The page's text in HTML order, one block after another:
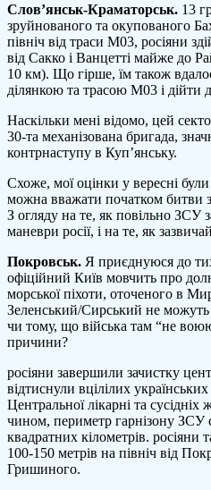
Слов’янськ-Краматорськ. 13
зруйнованого та окупованого
північ від траси М03, росіяни
від Сакко і Ванцетті майже до
10 км). Що гірше, їм також
ділянкою та трасою М03 і дійти
Наскільки мені відомо, цей
30-та механізована бригада,
контрнаступу в Куп’янську.
Схоже, мої оцінки у вересні
можна вважати початком битви
З огляду на те, як повільно ЗСУ
маневри росії, і на те, як
Покровськ. Я приєднуюся до
офіційний Київ мовчить про
морської піхоти, оточеного в
Зеленський/Сирський не
чи тому, що війська там “не
причини?
росіяни завершили зачистку
відтиснули вцілілих
Центральної лікарні та
чином, периметр гарнізону ЗСУ
квадратних кілометрів.
100-150 метрів на північ від
Гришиного.